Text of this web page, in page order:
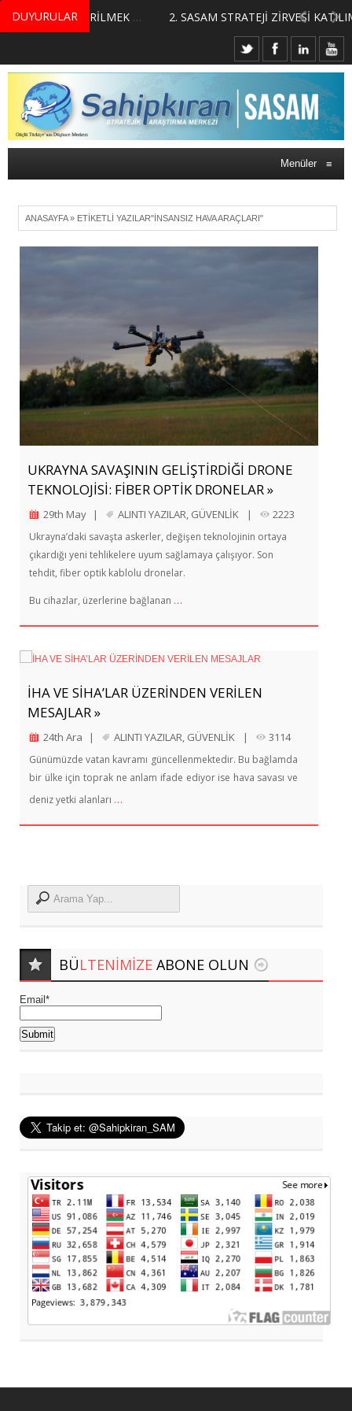
DUYURULAR
MERKEZİMİZ BÜNYESİNDE YETİŞTİRİLMEK ÜZERE GÖNÜLLÜ ÜLKE MASASI UZMANI VE UZMAN ADAYLARI ARIYORUZ 2. SASAM STRATEJİ ZİRVESİ KATILIMCILARI BELLİ OLDU
Menüler ≡
ANASAYFA» ETIKETLI YAZILAR"İNSANSIZ HAVA ARAÇLARI"
UKRAYNA SAVAŞININ GELİŞTİRDİĞİ DRONE
TEKNOLOJİSİ: FİBER OPTİK DRONELAR »
29th May | ALINTI YAZILAR, GÜVENLİK | 2223
Ukrayna’daki savaşta askerler, değişen teknolojinin ortaya
çıkardığı yeni tehlikelere uyum sağlamaya çalışıyor. Son
tehdit, fiber optik kablolu dronelar.
Bu cihazlar, üzerlerine bağlanan …
İHA VE SİHA’LAR ÜZERİNDEN VERİLEN
MESAJLAR »
24th Ara | ALINTI YAZILAR, GÜVENLİK | 3114
Günümüzde vatan kavramı güncellenmektedir. Bu bağlamda
bir ülke için toprak ne anlam ifade ediyor ise hava savası ve
deniz yetki alanları …
BÜLTENIMIZE ABONE OLUN
Email*